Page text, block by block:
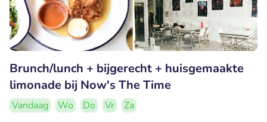
Brunch/lunch + bijgerecht + huisgemaakte
limonade bij Now's The Time
Vandaag Wo Do Vr
Za